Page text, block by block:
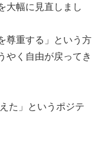
大幅に見直しまし
尊重する」という方
やく自由が戻ってき
た」というポジテ